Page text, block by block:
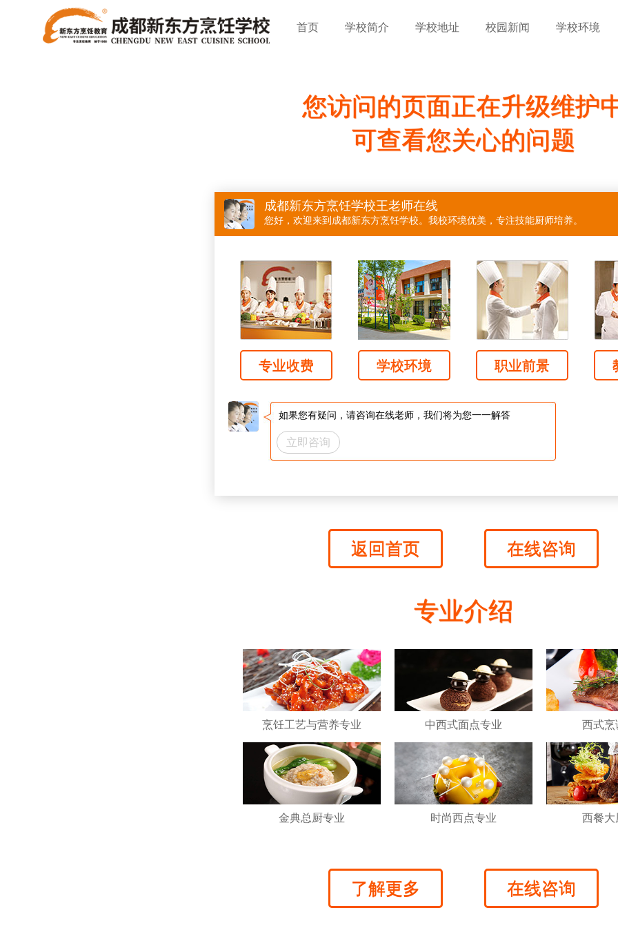
首页 学校简介 学校地址 校园新闻 学校环境
您访问的页面正在升级维护
可查看您关心的问题
成都新东方烹饪学校王老师在线
您好，欢迎来到成都新东方烹饪学校。我校环境优美，专注技能厨师培养。
专业收费 学校环境 职业前景
如果您有疑问，请咨询在线老师，我们将为您一一解答
立即咨询
返回首页 在线咨询
专业介绍
烹饪工艺与营养专业 中西式面点专业 西式烹
金典总厨专业 时尚西点专业 西餐大
了解更多 在线咨询